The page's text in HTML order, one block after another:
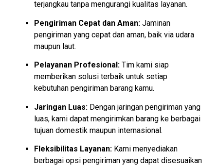
terjangkau tanpa mengurangi kualitas layanan.
Pengiriman Cepat dan Aman: Jaminan
pengiriman yang cepat dan aman, baik via udara
maupun laut.
Pelayanan Profesional: Tim kami siap
memberikan solusi terbaik untuk setiap
kebutuhan pengiriman barang kamu.
Jaringan Luas: Dengan jaringan pengiriman yang
luas, kami dapat mengirimkan barang ke berbagai
tujuan domestik maupun internasional.
Fleksibilitas Layanan: Kami menyediakan
berbagai opsi pengiriman yang dapat disesuaikan